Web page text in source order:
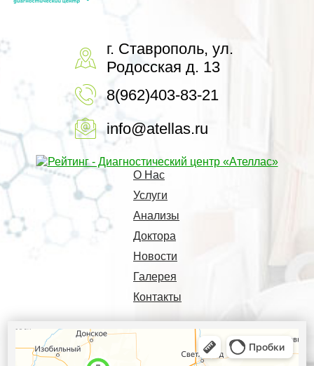
г. Ставрополь, ул.
Родосская д. 13
8(962)403-83-21
info@atellas.ru
О Нас
Услуги
Анализы
Доктора
Новости
Галерея
Контакты